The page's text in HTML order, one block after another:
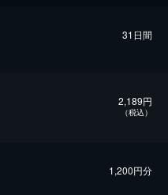
31日間
2,189円
（税込）
1,200円分